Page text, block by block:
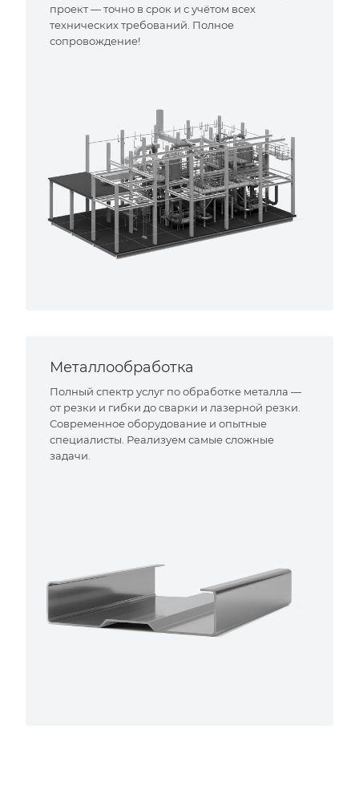
проект — точно в срок и с учётом всех
технических требований. Полное
сопровождение!
Металлообработка
Полный спектр услуг по обработке металла —
от резки и гибки до сварки и лазерной резки.
Современное оборудование и опытные
специалисты. Реализуем самые сложные
задачи.